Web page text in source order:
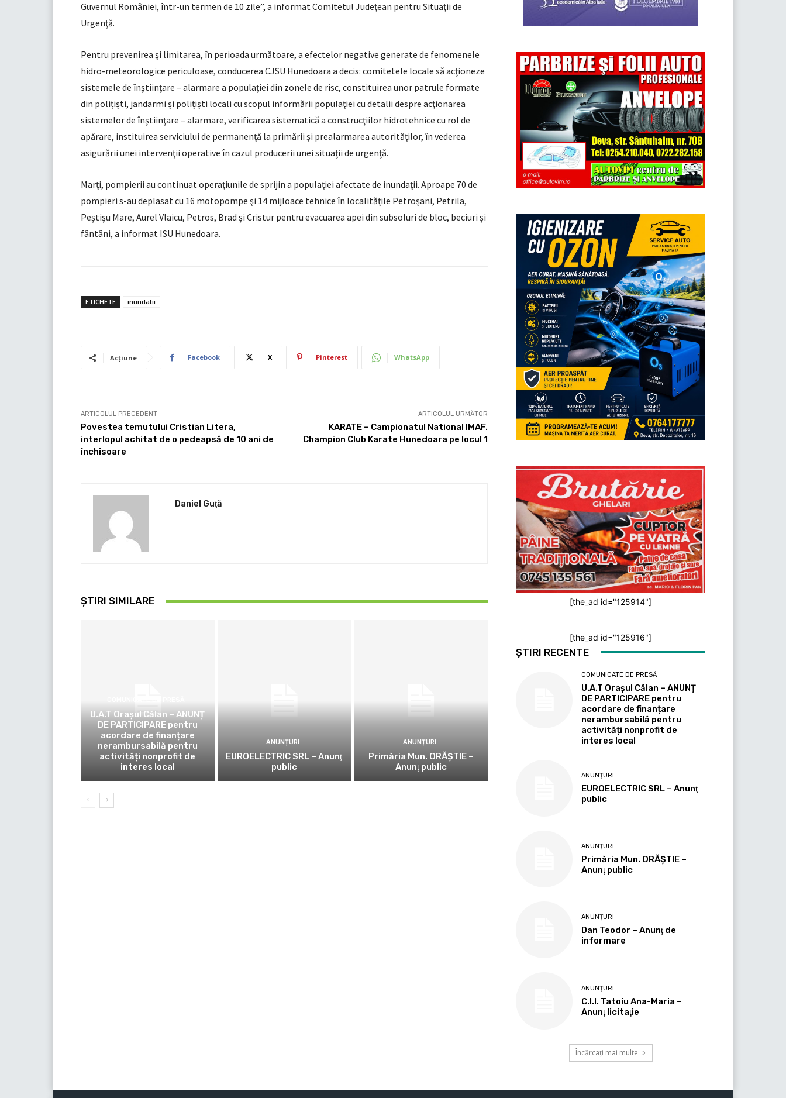
Guvernul României, într-un termen de 10 zile”, a informat Comitetul Judeţean pentru Situaţii de
Urgenţă.
Pentru prevenirea şi limitarea, în perioada următoare, a efectelor negative generate de fenomenele
hidro-meteorologice periculoase, conducerea CJSU Hunedoara a decis: comitetele locale să acţioneze
sistemele de înştiinţare – alarmare a populaţiei din zonele de risc, constituirea unor patrule formate
din polițiști, jandarmi și polițiști locali cu scopul informării populaţiei cu detalii despre acţionarea
sistemelor de înştiinţare – alarmare, verificarea sistematică a construcţiilor hidrotehnice cu rol de
apărare, instituirea serviciului de permanenţă la primării şi prealarmarea autorităților, în vederea
asigurării unei intervenţii operative în cazul producerii unei situaţii de urgenţă.
Marți, pompierii au continuat operațiunile de sprijin a populației afectate de inundații. Aproape 70 de
pompieri s-au deplasat cu 16 motopompe şi 14 mijloace tehnice în localităţile Petroşani, Petrila,
Peştişu Mare, Aurel Vlaicu, Petros, Brad şi Cristur pentru evacuarea apei din subsoluri de bloc, beciuri şi
fântâni, a informat ISU Hunedoara.
ETICHETE inundatii
Acțiune Facebook X Pinterest WhatsApp
ARTICOLUL PRECEDENT
Povestea temutului Cristian Litera,
interlopul achitat de o pedeapsă de 10 ani de
închisoare
ARTICOLUL URMĂTOR
KARATE – Campionatul National IMAF.
Champion Club Karate Hunedoara pe locul 1
Daniel Guţă
ȘTIRI SIMILARE
U.A.T Orașul Călan – ANUNȚ
DE PARTICIPARE pentru
acordare de finanțare
nerambursabilă pentru
activități nonprofit de
interes local
ANUNȚURI
EUROELECTRIC SRL – Anunţ
public
ANUNȚURI
Primăria Mun. ORĂȘTIE –
Anunţ public
[the_ad id="125914"]
[the_ad id="125916"]
ȘTIRI RECENTE
COMUNICATE DE PRESĂ
U.A.T Orașul Călan – ANUNȚ
DE PARTICIPARE pentru
acordare de finanțare
nerambursabilă pentru
activități nonprofit de
interes local
ANUNȚURI
EUROELECTRIC SRL – Anunţ
public
ANUNȚURI
Primăria Mun. ORĂȘTIE –
Anunţ public
ANUNȚURI
Dan Teodor – Anunţ de
informare
ANUNȚURI
C.I.I. Tatoiu Ana-Maria –
Anunţ licitaţie
Încărcați mai multe